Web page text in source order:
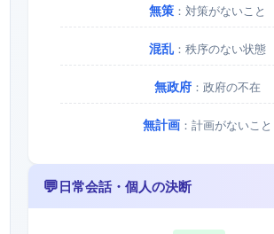
無策 ：対策がないこと
混乱 ：秩序のない状態
無政府 ：政府の不在
無計画 ：計画がないこと
💬日常会話・個人の決断